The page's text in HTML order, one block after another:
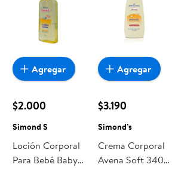
$2.000
Simond S
Loción Corporal
Para Bebé Baby
Agregar
$3.190
Simond’s
Crema Corporal
Avena Soft 340
Agregar